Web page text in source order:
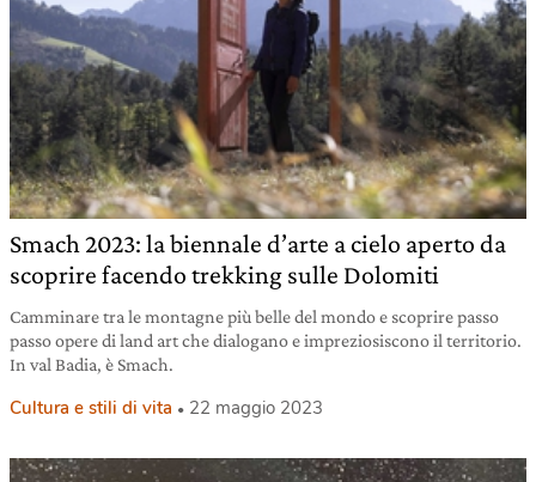
Smach 2023: la biennale d’arte a cielo aperto da
scoprire facendo trekking sulle Dolomiti
Camminare tra le montagne più belle del mondo e scoprire passo
passo opere di land art che dialogano e impreziosiscono il territorio.
In val Badia, è Smach.
Cultura e stili di vita 22 maggio 2023